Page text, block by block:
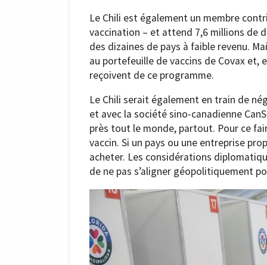
Le Chili est également un membre
vaccination – et attend 7,6 millions de
des dizaines de pays à faible revenu.
au portefeuille de vaccins de Covax et,
reçoivent de ce programme.
Le Chili serait également en train de
et avec la société sino-canadienne
près tout le monde, partout. Pour ce
vaccin. Si un pays ou une entreprise
acheter. Les considérations
de ne pas s’aligner géopolitiquement